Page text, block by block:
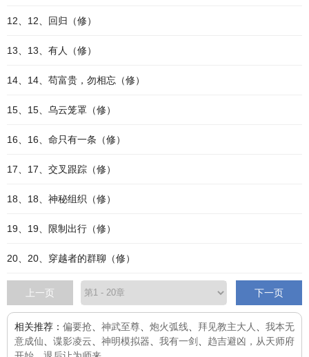
12、12、回归（修）
13、13、有人（修）
14、14、苟富贵，勿相忘（修）
15、15、乌云笼罩（修）
16、16、命只有一条（修）
17、17、交叉跟踪（修）
18、18、神秘组织（修）
19、19、限制出行（修）
20、20、穿越者的群聊（修）
上一页 下一页
相关推荐： 偏要抢 神武至尊 炮火弧线 拜见教主大人
我本无
意成仙
谍影凌云 神明模拟器 我有一剑
趋吉避凶，从天师府